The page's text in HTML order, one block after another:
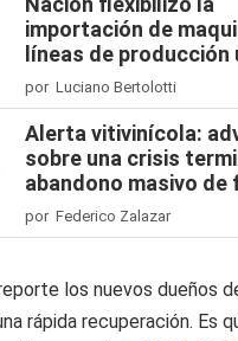
importación de
líneas de producción
por Luciano Bertolotti
Alerta vitivinícola:
sobre una crisis
abandono masivo de
por Federico Zalazar
los nuevos dueños
rápida recuperación. Es